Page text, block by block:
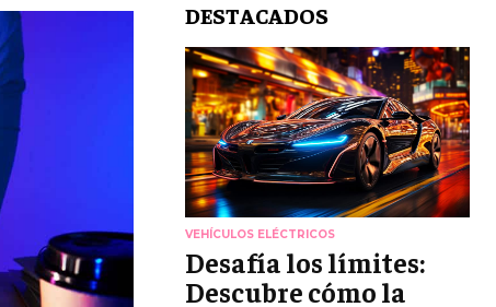
DESTACADOS
VEHÍCULOS ELÉCTRICOS
Desafía los límites:
Descubre cómo la